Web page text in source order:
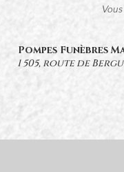
Pompes Funèbres
1 505, route de